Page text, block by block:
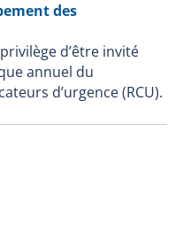
des
d’être invité
annuel du
d’urgence (RCU).